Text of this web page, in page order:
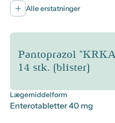
Alle erstatninger
Pantoprazol "KRKA" 40 mg /
14 stk. (blister)
Lægemiddelform
Enterotabletter 40 mg